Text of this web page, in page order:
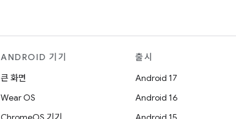
ANDROID 기기
큰 화면
Wear OS
출시
Android 17
Android 16